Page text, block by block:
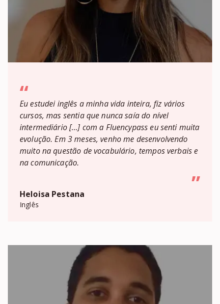
“
Eu estudei inglês a minha vida inteira, fiz vários
cursos, mas sentia que nunca saía do nível
intermediário […] com a Fluencypass eu senti muita
evolução. Em 3 meses, venho me desenvolvendo
muito na questão de vocabulário, tempos verbais e
na comunicação.
”
Heloisa Pestana
Inglês